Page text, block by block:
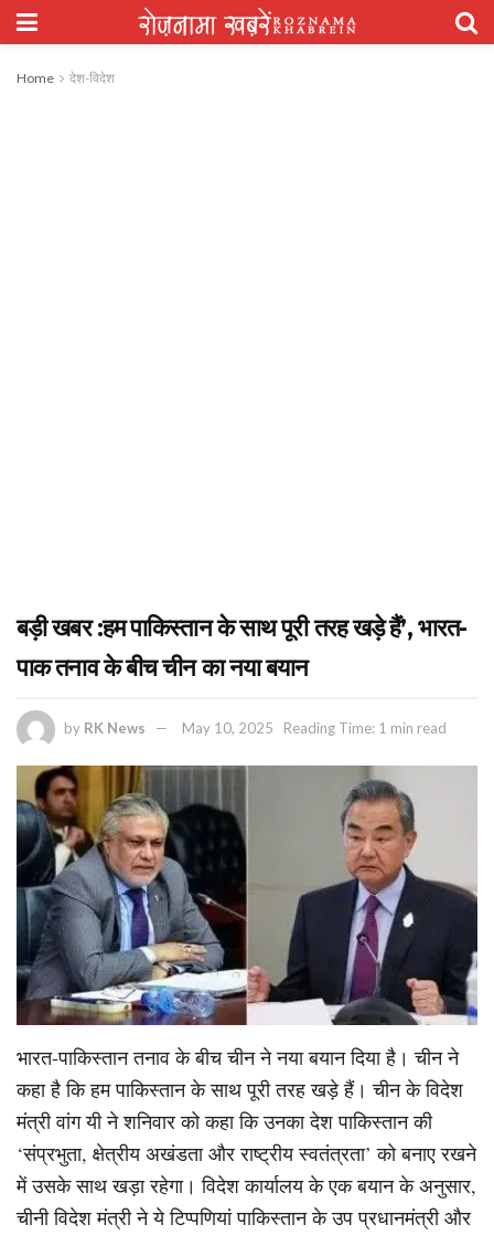
Home देश-विदेश
बड़ी खबर :हम पाकिस्तान के साथ पूरी तरह खड़े हैं’, भारत-
पाक तनाव के बीच चीन का नया बयान
by RK News May 10, 2025 Reading Time: 1 min read
भारत-पाकिस्तान तनाव के बीच चीन ने नया बयान दिया है। चीन ने
कहा है कि हम पाकिस्तान के साथ पूरी तरह खड़े हैं। चीन के विदेश
मंत्री वांग यी ने शनिवार को कहा कि उनका देश पाकिस्तान की
‘संप्रभुता, क्षेत्रीय अखंडता और राष्ट्रीय स्वतंत्रता’ को बनाए रखने
में उसके साथ खड़ा रहेगा। विदेश कार्यालय के एक बयान के अनुसार,
चीनी विदेश मंत्री ने ये टिप्पणियां पाकिस्तान के उप प्रधानमंत्री और